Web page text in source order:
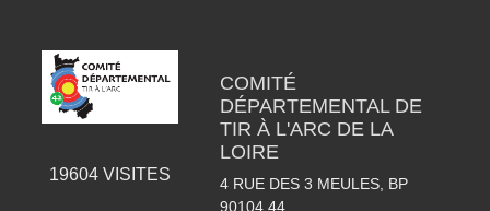
19604VISITES
COMITÉ
DÉPARTEMENTAL DE
TIR À L'ARC DE LA
LOIRE
4 RUE DES 3 MEULES, BP
90104 44